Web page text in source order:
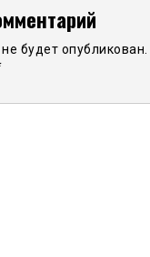
будет опубликован.